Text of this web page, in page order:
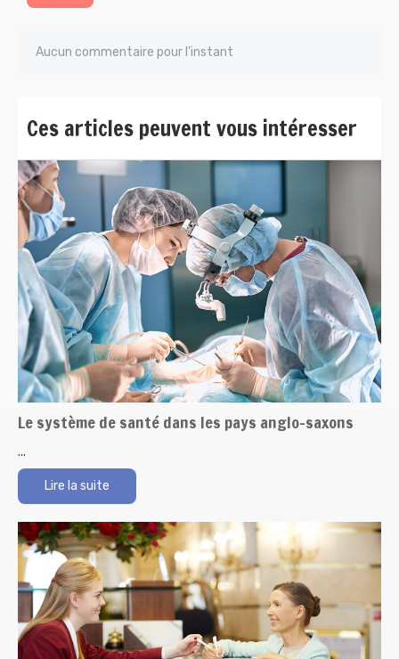
Aucun commentaire pour l'instant
Ces articles peuvent vous intéresser
Le système de santé dans les pays anglo-saxons
...
Lire la suite